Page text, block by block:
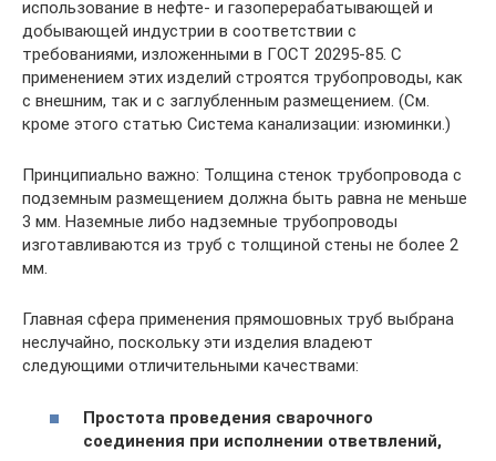
использование в нефте- и газоперерабатывающей и
добывающей индустрии в соответствии с
требованиями, изложенными в ГОСТ 20295-85. С
применением этих изделий строятся трубопроводы, как
с внешним, так и с заглубленным размещением. (См.
кроме этого статью Система канализации: изюминки.)
Принципиально важно: Толщина стенок трубопровода с
подземным размещением должна быть равна не меньше
3 мм. Наземные либо надземные трубопроводы
изготавливаются из труб с толщиной стены не более 2
мм.
Главная сфера применения прямошовных труб выбрана
неслучайно, поскольку эти изделия владеют
следующими отличительными качествами:
Простота проведения сварочного
соединения при исполнении ответвлений,